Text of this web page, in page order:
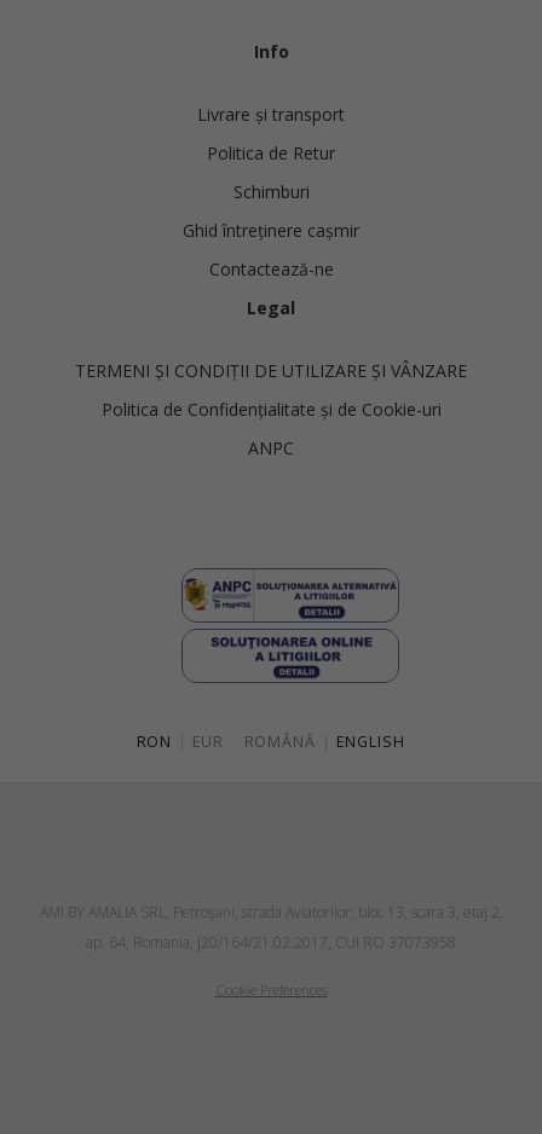
Info
Livrare și transport
Politica de Retur
Schimburi
Ghid întreținere cașmir
Contactează-ne
Legal
TERMENI ȘI CONDIȚII DE UTILIZARE ȘI VÂNZARE
Politica de Confidențialitate și de Cookie-uri
ANPC
RON EUR ROMÂNĂ ENGLISH
AMI BY AMALIA SRL, Petroşani, strada Aviatorilor, bloc 13, scara 3, etaj 2,
ap. 64, Romania, J20/164/21.02.2017, CUI RO 37073958
Cookie Preferences